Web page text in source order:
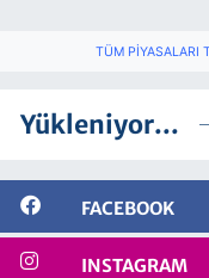
TÜM PIYASALARI
Yükleniyor...
FACEBOOK
INSTAGRAM